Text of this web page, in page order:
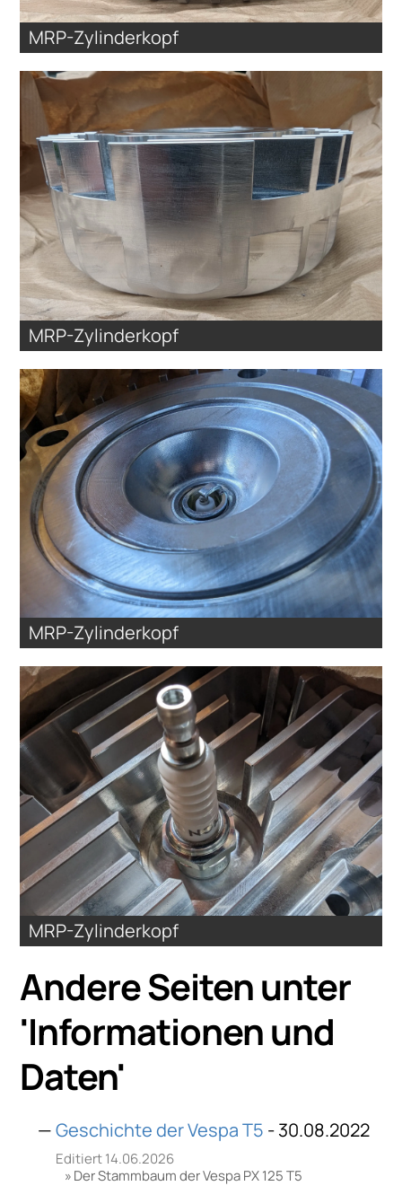
MRP-Zylinderkopf
MRP-Zylinderkopf
MRP-Zylinderkopf
MRP-Zylinderkopf
Andere Seiten unter
'Informationen und
Daten'
Geschichte der Vespa T5 - 30.08.2022
Editiert 14.06.2026
Der Stammbaum der Vespa PX 125 T5